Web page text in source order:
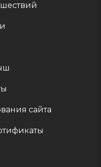
сайта